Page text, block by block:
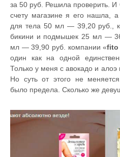
за 50 руб. Решила проверить. И
счету магазине я его нашла,
для тела 50 мл — 39,20 руб.,
бикини и подмышек 25 мл —
мл — 39,90 руб. компании «fito
один как на одной
Только у меня с авокадо и
Но суть от этого не
было предела. Сколько же